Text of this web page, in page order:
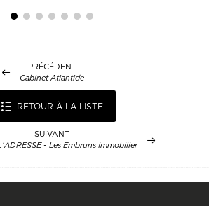
PRÉCÉDENT
Cabinet Atlantide
RETOUR À LA LISTE
SUIVANT
- Les Embruns Immobilier